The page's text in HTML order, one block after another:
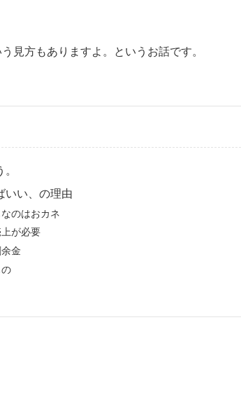
見方もありますよ。というお話です。
いい、の理由
のはおカネ
が必要
金